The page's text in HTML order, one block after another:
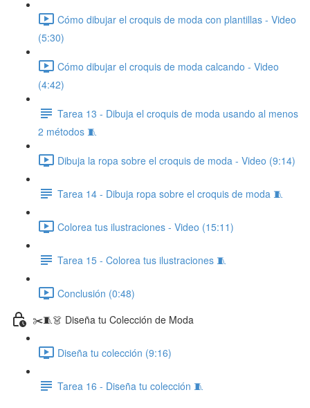
Cómo dibujar el croquis de moda con plantillas - Video
(5:30)
Cómo dibujar el croquis de moda calcando - Video
(4:42)
Tarea 13 - Dibuja el croquis de moda usando al menos
2 métodos 🧵
Dibuja la ropa sobre el croquis de moda - Video (9:14)
Tarea 14 - Dibuja ropa sobre el croquis de moda 🧵
Colorea tus ilustraciones - Video (15:11)
Tarea 15 - Colorea tus ilustraciones 🧵
Conclusión (0:48)
✂️🧵👗 Diseña tu Colección de Moda
Diseña tu colección (9:16)
Tarea 16 - Diseña tu colección 🧵